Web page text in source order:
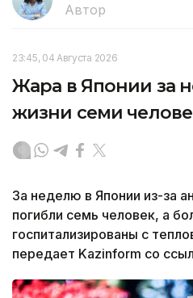
Автор
23:45, 04 Августа 2026
Жара в Японии за
жизни семи
За неделю в Японии из-за
погибли семь человек, а
госпитализированы с
передает Kazinform со